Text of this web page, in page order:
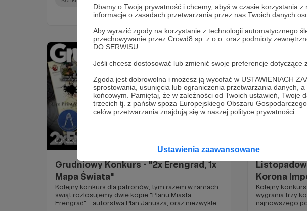
Dbamy o Twoją prywatność i chcemy, abyś w czasie korzystania
informacje o zasadach przetwarzania przez nas Twoich danych
Aby wyrazić zgody na korzystanie z technologii automatycznego
przechowywanie przez Crowd8 sp. z o.o. oraz podmioty
DO SERWISU.
Jeśli chcesz dostosować lub zmienić swoje preferencje dotyczące
Zgoda jest dobrowolna i możesz ją wycofać w USTAWIENIACH
sprostowania, usunięcia lub ograniczenia przetwarzania danych,
końcowym. Pamiętaj, że w zależności od Twoich ustawień,
trzecich tj. z państw spoza Europejskiego Obszaru
celów przetwarzania znajdują się w naszej polityce prywatności.
Ustawienia zaawansowane
Printed Gear!
wfrp
05.12.2023
Grudniowy Konkurs - "2x Erengrad, 1x
Mapa Świata"
Kolejny konkurs dla patronów, tym razem w ramach
świąt rozlosujemy dwie kopie "Planu Miasta
Erengrad" - autorstwa Plan Janusza, oraz niezwykle
Korona
Kolejny
wygrania trzy
najnowszego